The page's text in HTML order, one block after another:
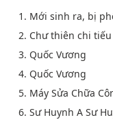
1. Mới sinh ra, bị
2. Chư thiên chi
3. Quốc Vương
4. Quốc Vương
5. Máy Sửa Chữa
6. Sư Huynh A Sư